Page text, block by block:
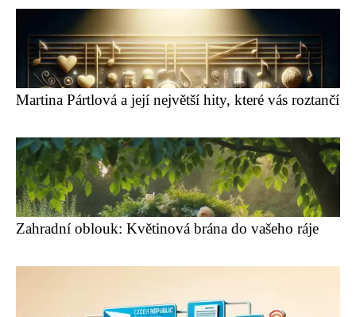
Martina Pártlová a její největší hity, které vás roztančí
Zahradní oblouk: Květinová brána do vašeho ráje